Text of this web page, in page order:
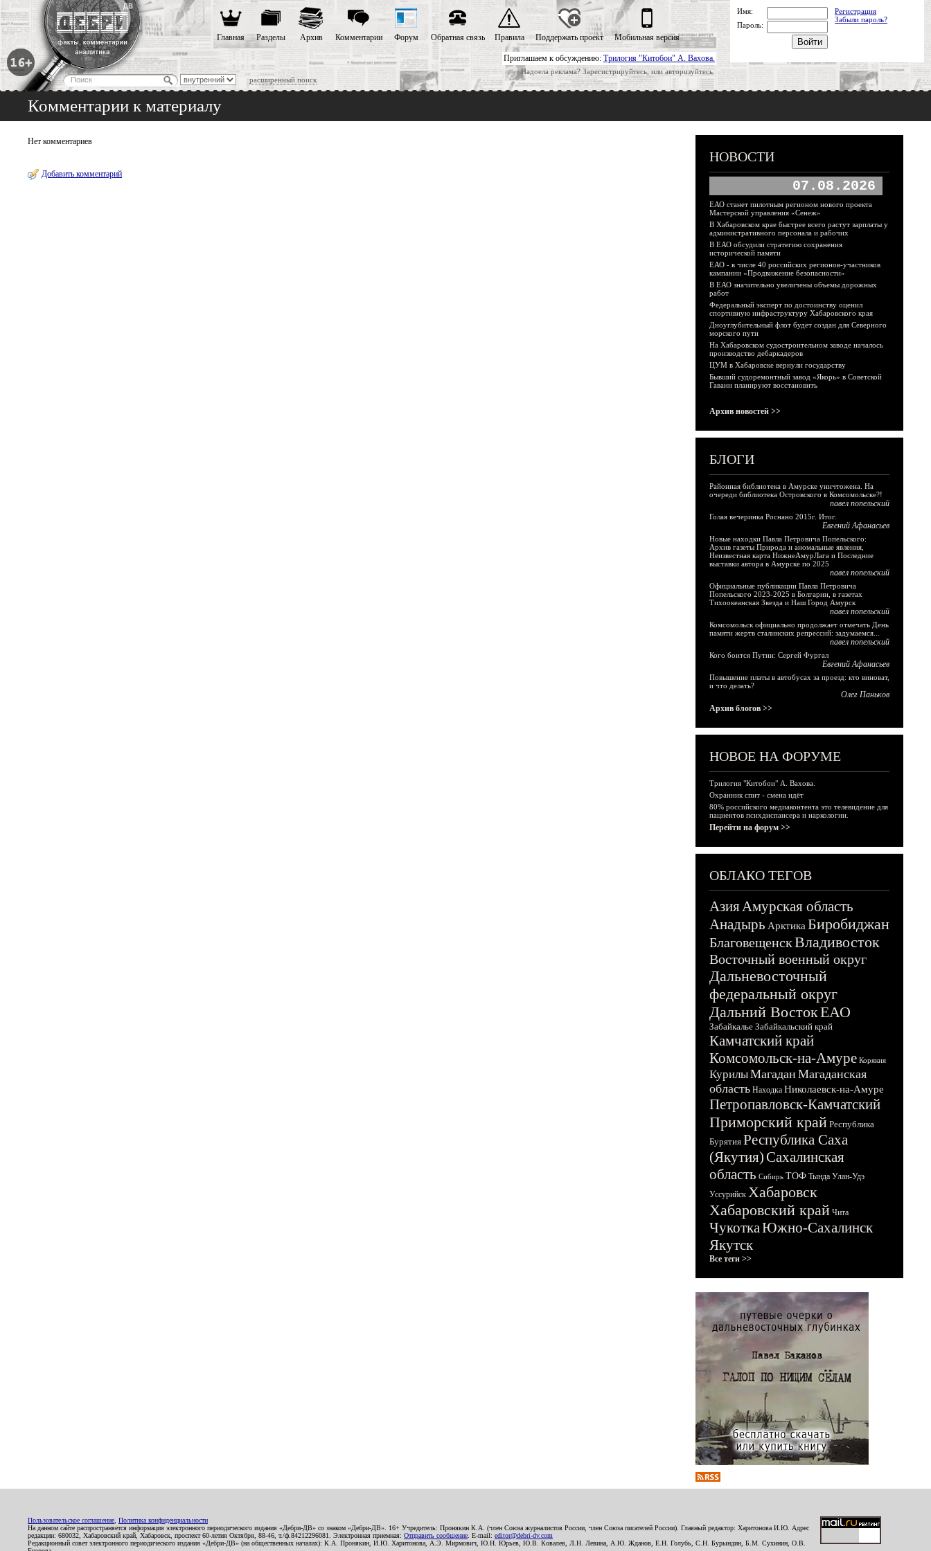
Приглашаем к обсуждению: Трилогия "Китобои" А. Вахова.
Надоела реклама? Зарегистрируйтесь, или авторизуйтесь.
расширенный поиск
Главная Разделы Архив Комментарии Форум Обратная связь Правила Поддержать проект Мобильная версия
Имя:
Регистрация
Забыли пароль?
Пароль:
Комментарии к материалу
Нет комментариев
Добавить комментарий
НОВОСТИ
07.08.2026
ЕАО станет пилотным регионом нового проекта
Мастерской управления «Сенеж»
В Хабаровском крае быстрее всего растут зарплаты у
административного персонала и рабочих
В ЕАО обсудили стратегию сохранения
исторической памяти
ЕАО - в числе 40 российских регионов-участников
кампании «Продвижение безопасности»
В ЕАО значительно увеличены объемы дорожных
работ
Федеральный эксперт по достоинству оценил
спортивную инфраструктуру Хабаровского края
Дноуглубительный флот будет создан для Северного
морского пути
На Хабаровском судостроительном заводе началось
производство дебаркадеров
ЦУМ в Хабаровске вернули государству
Бывший судоремонтный завод «Якорь» в Советской
Гавани планируют восстановить
Архив новостей >>
БЛОГИ
Районная библиотека в Амурске уничтожена. На
очереди библиотека Островского в Комсомольске?!
павел попельский
Голая вечеринка Роснано 2015г. Итог.
Евгений Афанасьев
Новые находки Павла Петровича Попельского:
Архив газеты Природа и аномальные явления,
Неизвестная карта НижнеАмурЛага и Последние
выставки автора в Амурске по 2025
павел попельский
Официальные публикации Павла Петровича
Попельского 2023-2025 в Болгарии, в газетах
Тихоокеанская Звезда и Наш Город Амурск
павел попельский
Комсомольск официально продолжает отмечать День
памяти жертв сталинских репрессий: задумаемся...
павел попельский
Кого боится Путин: Сергей Фургал
Евгений Афанасьев
Повышение платы в автобусах за проезд: кто виноват,
и что делать?
Олег Паньков
Архив блогов >>
НОВОЕ НА ФОРУМЕ
Трилогия "Китобои" А. Вахова.
Охранник спит - смена идёт
80% российского медиаконтента это телевидение для
пациентов психдиспансера и наркологии.
Перейти на форум >>
ОБЛАКО ТЕГОВ
АзияАмурская область
Анадырь Арктика Биробиджан
БлаговещенскВладивосток
Восточный военный округ
Дальневосточный
федеральный округ
Дальний ВостокЕАО
Забайкалье Забайкальский край
Камчатский край
Комсомольск-на-Амуре Корякия
КурилыМагадан Магаданская
область Находка Николаевск-на-Амуре
Петропавловск-Камчатский
Приморский край Республика
Бурятия Республика Саха
(Якутия)Сахалинская
область Сибирь ТОФ Тында Улан-Удэ
Уссурийск Хабаровск
Хабаровский край Чита
ЧукоткаЮжно-Сахалинск
Якутск
Все теги >>
Пользовательское соглашение Политика конфиденциальности
На данном сайте распространяется информация электронного периодического издания «Дебри-ДВ» со знаком «Дебри-ДВ». 16+ Учредитель: Пронякин К.А. (член Союза журналистов России, член Союза писателей России). Главный редактор: Харитонова И.Ю. Адрес
редакции: 680032, Хабаровский край, Хабаровск, проспект 60-летия Октября, 88-46, т./ф.84212296081. Электронная приемная: Отправить сообщение . E-mail: editor@debri-dv.com
Редакционный совет электронного периодического издания «Дебри-ДВ» (на общественных началах): К.А. Пронякин, И.Ю. Харитонова, А.Э. Мирмович, Ю.Н. Юрьев, Ю.В. Ковалев, Л.Н. Левина, А.Ю. Жданов, Е.Н. Голубь, С.Н. Бурындин, Б.М. Сухинин, О.В.